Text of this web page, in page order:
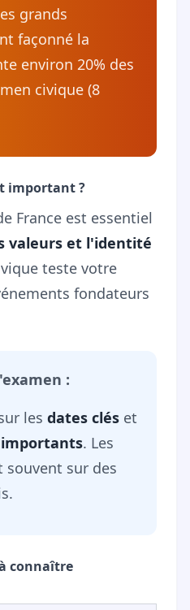
grands
façonné la
environ 20% des
civique (8
important ?
France est essentiel
valeurs et l'identité
teste votre
fondateurs
:
les dates clés et
. Les
sur des
connaître